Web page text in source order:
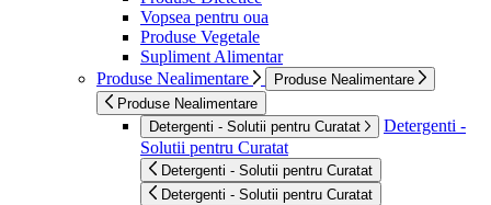
Vopsea pentru oua
Produse Vegetale
Supliment Alimentar
Produse Nealimentare
Produse Nealimentare
Produse Nealimentare
Detergenti - Solutii pentru Curatat
Detergenti -
Solutii pentru Curatat
Detergenti - Solutii pentru Curatat
Detergenti - Solutii pentru Curatat